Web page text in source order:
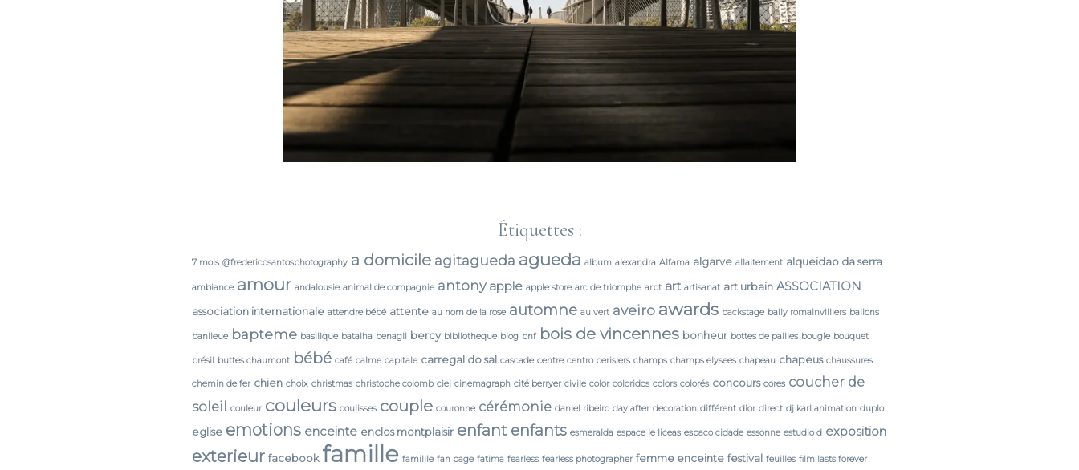
Étiquettes :
7 mois @fredericosantosphotography a domicile agitagueda agueda album alexandra Alfama algarve allaitement alqueidao da serra
ambiance amour andalousie animal de compagnie antony apple apple store arc de triomphe arpt art artisanat art urbain ASSOCIATION
association internationale attendre bébé attente au nom de la rose automne au vert aveiro awards backstage baily romainvilliers ballons
banlieue bapteme basilique batalha benagil bercy bibliotheque blog bnf bois de vincennes bonheur bottes de pailles bougie bouquet
brésil buttes chaumont bébé café calme capitale carregal do sal cascade centre centro cerisiers champs champs elysees chapeau chapeus chaussures
chemin de fer chien choix christmas christophe colomb ciel cinemagraph cité berryer civile color coloridos colors colorés concours cores coucher de
soleil
couleur couleurs coulisses couple couronne cérémonie daniel ribeiro day after decoration différent dior direct dj karl animation duplo
eglise emotions enceinte enclos montplaisir enfant enfants esmeralda espace le liceas espaco cidade essonne estudio d exposition
exterieur facebook famille famillle fan page fatima fearless fearless photographer femme enceinte festival feuilles film lasts forever